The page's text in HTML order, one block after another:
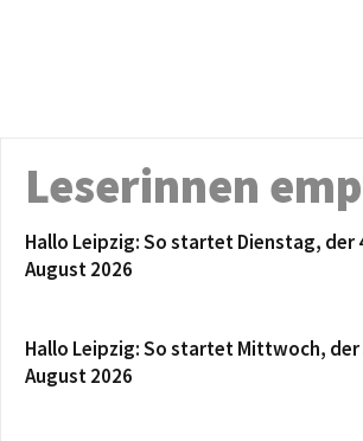
Leserinnen
Hallo Leipzig: So startet Dienstag, der
August 2026
Hallo Leipzig: So startet Mittwoch, der
August 2026